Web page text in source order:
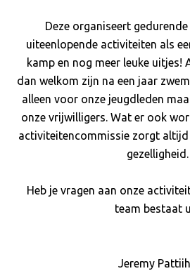
Deze organiseert
uiteenlopende activiteiten als
kamp en nog meer leuke uitjes!
dan welkom zijn na een jaar
alleen voor onze jeugdleden
onze vrijwilligers. Wat er ook
activiteitencommissie zorgt
gezelligheid.
Heb je vragen aan onze
team bestaat
Jeremy